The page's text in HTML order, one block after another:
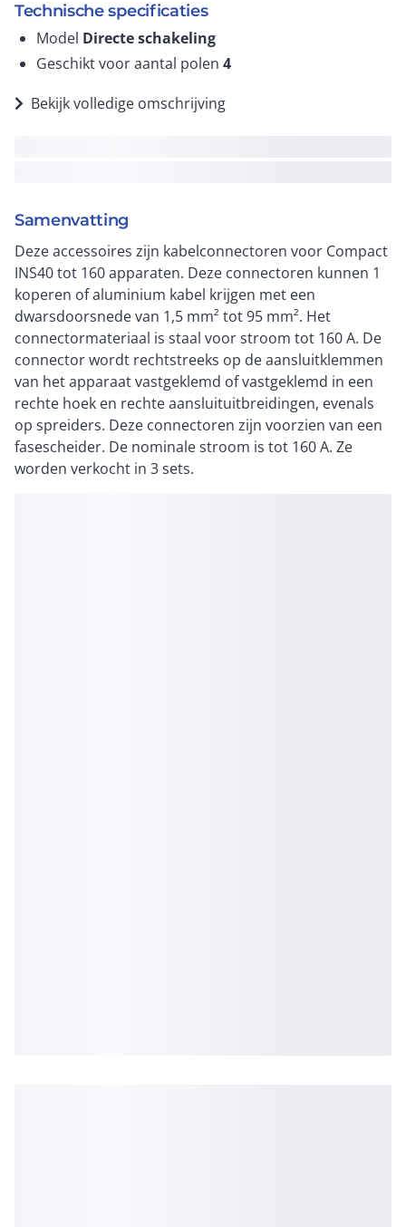
Technische specificaties
Model Directe schakeling
Geschikt voor aantal polen 4
Bekijk volledige omschrijving
Samenvatting
Deze accessoires zijn kabelconnectoren voor Compact
INS40 tot 160 apparaten. Deze connectoren kunnen 1
koperen of aluminium kabel krijgen met een
dwarsdoorsnede van 1,5 mm² tot 95 mm². Het
connectormateriaal is staal voor stroom tot 160 A. De
connector wordt rechtstreeks op de aansluitklemmen
van het apparaat vastgeklemd of vastgeklemd in een
rechte hoek en rechte aansluituitbreidingen, evenals
op spreiders. Deze connectoren zijn voorzien van een
fasescheider. De nominale stroom is tot 160 A. Ze
worden verkocht in 3 sets.